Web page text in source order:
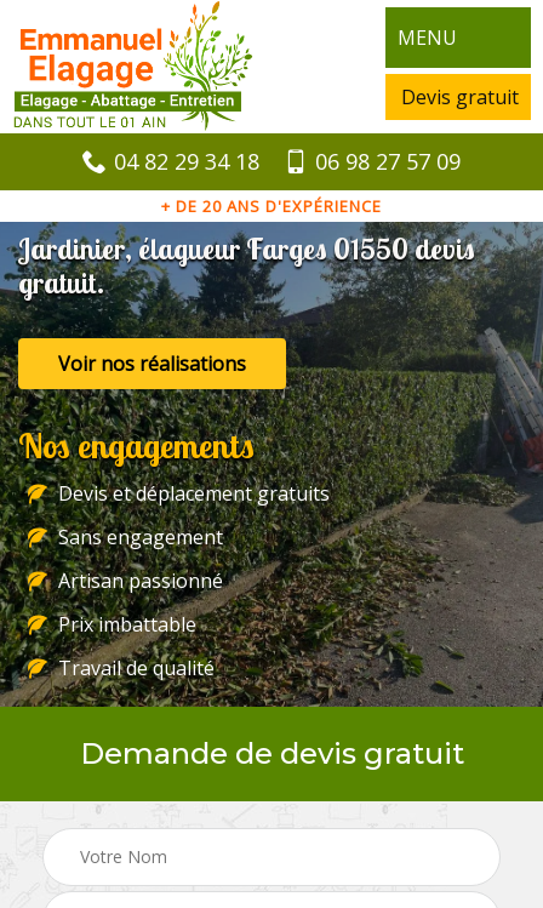
MENU
Devis gratuit
04 82 29 34 18 06 98 27 57 09
+ DE 20 ANS D'EXPÉRIENCE
Jardinier, élagueur Farges 01550 devis
gratuit.
Voir nos réalisations
Nos engagements
Devis et déplacement gratuits
Sans engagement
Artisan passionné
Prix imbattable
Travail de qualité
Demande de devis gratuit